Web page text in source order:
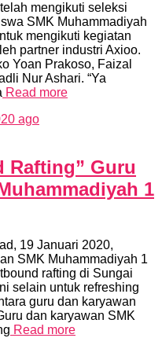
mengikuti seleksi
SMK Muhammadiyah
mengikuti kegiatan
partner industri Axioo.
Yoan Prakoso, Faizal
Nur Ashari. “Ya
Read more
ago
Rafting” Guru
1
19 Januari 2020,
SMK Muhammadiyah 1
rafting di Sungai
selain untuk refreshing
guru dan karyawan
dan karyawan SMK
Read more